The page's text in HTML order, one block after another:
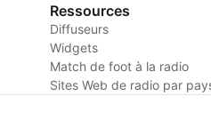
Ressources
Diffuseurs
Widgets
Match de foot à la radio
Sites Web de radio par